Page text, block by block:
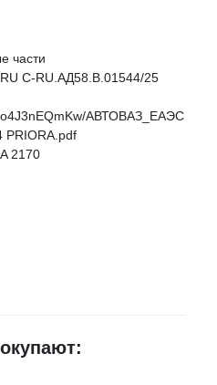
части
С-RU.АД58.В.01544/25
АВТОВАЗ_ЕАЭС
2170
2170 "ДЗС" правый